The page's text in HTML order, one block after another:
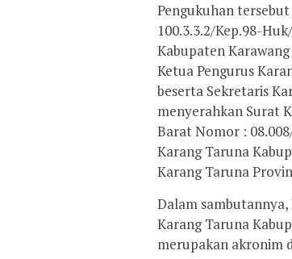
Pengukuhan
100.3.3.2/Kep.98-
Kabupaten
Ketua Pengurus
beserta Sekretaris
menyerahkan Surat
Barat Nomor :
Karang Taruna
Karang Taruna
Dalam
Karang Taruna
merupakan akronim